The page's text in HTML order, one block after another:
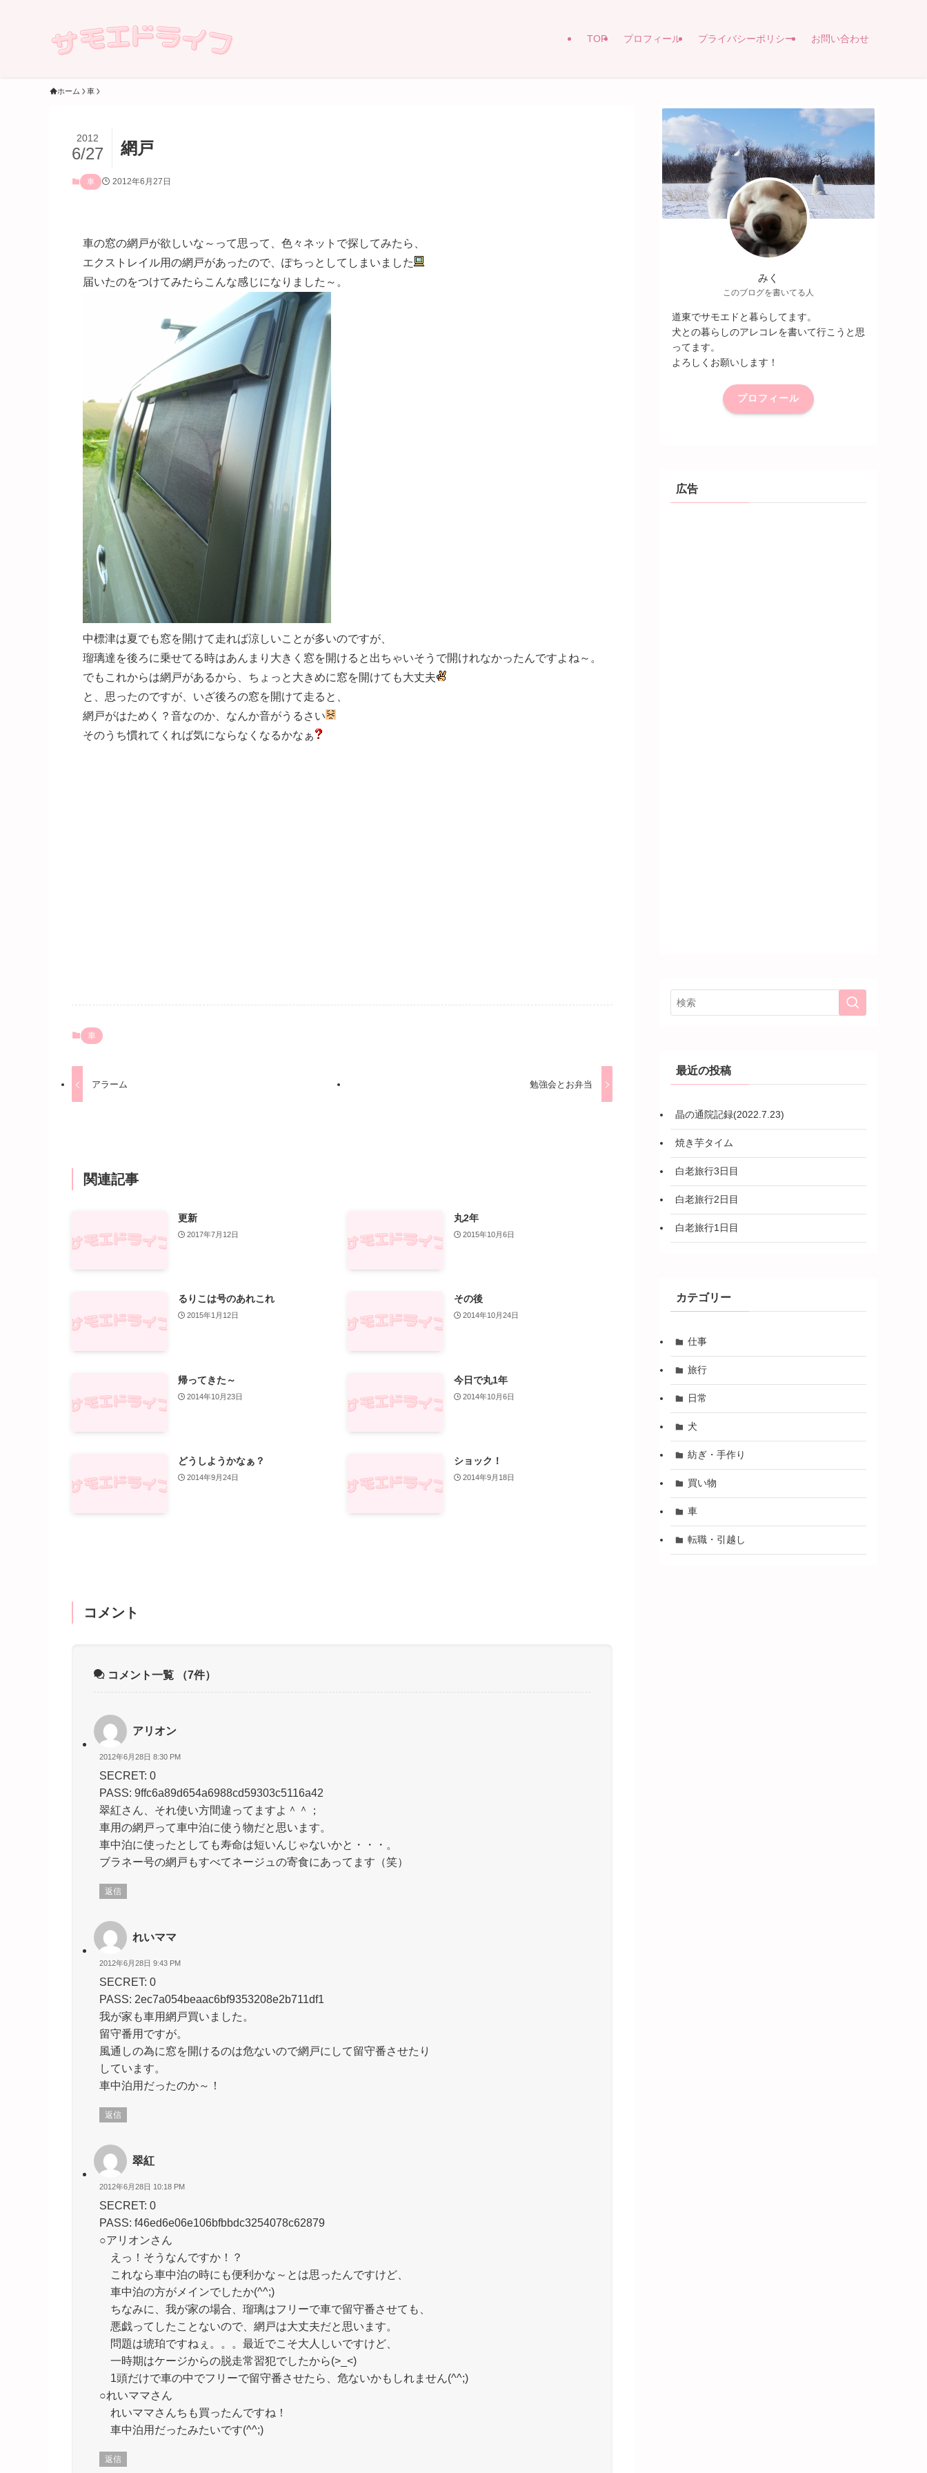
TOP プロフィール プライバシーポリシー お問い合わせ
ホーム 車
網戸
2012
6/27
車 2012年6月27日
車の窓の網戸が欲しいな～って思って、色々ネットで探してみたら、
エクストレイル用の網戸があったので、ぽちっとしてしまいました
届いたのをつけてみたらこんな感じになりました～。
中標津は夏でも窓を開けて走れば涼しいことが多いのですが、
瑠璃達を後ろに乗せてる時はあんまり大きく窓を開けると出ちゃいそうで開けれなかったんですよね～。
でもこれからは網戸があるから、ちょっと大きめに窓を開けても大丈夫
と、思ったのですが、いざ後ろの窓を開けて走ると、
網戸がはためく？音なのか、なんか音がうるさい
そのうち慣れてくれば気にならなくなるかなぁ
車
アラーム 勉強会とお弁当
関連記事
更新
2017年7月12日
丸2年
2015年10月6日
るりこは号のあれこれ
2015年1月12日
その後
2014年10月24日
帰ってきた～
2014年10月23日
今日で丸1年
2014年10月6日
どうしようかなぁ？
2014年9月24日
ショック！
2014年9月18日
コメント
コメント一覧 （7件）
アリオン
2012年6月28日 8:30 PM
SECRET: 0
PASS: 9ffc6a89d654a6988cd59303c5116a42
翠紅さん、それ使い方間違ってますよ＾＾；
車用の網戸って車中泊に使う物だと思います。
車中泊に使ったとしても寿命は短いんじゃないかと・・・。
ブラネー号の網戸もすべてネージュの寄食にあってます（笑）
返信
れいママ
2012年6月28日 9:43 PM
SECRET: 0
PASS: 2ec7a054beaac6bf9353208e2b711df1
我が家も車用網戸買いました。
留守番用ですが。
風通しの為に窓を開けるのは危ないので網戸にして留守番させたり
しています。
車中泊用だったのか～！
返信
翠紅
2012年6月28日 10:18 PM
SECRET: 0
PASS: f46ed6e06e106bfbbdc3254078c62879
○アリオンさん
えっ！そうなんですか！？
これなら車中泊の時にも便利かな～とは思ったんですけど、
車中泊の方がメインでしたか(^^;)
ちなみに、我が家の場合、瑠璃はフリーで車で留守番させても、
悪戯ってしたことないので、網戸は大丈夫だと思います。
問題は琥珀ですねぇ。。。最近でこそ大人しいですけど、
一時期はケージからの脱走常習犯でしたから(>_<)
1頭だけで車の中でフリーで留守番させたら、危ないかもしれません(^^;)
○れいママさん
れいママさんちも買ったんですね！
車中泊用だったみたいです(^^;)
返信
みく
このブログを書いてる人
道東でサモエドと暮らしてます。
犬との暮らしのアレコレを書いて行こうと思
ってます。
よろしくお願いします！
プロフィール
広告
最近の投稿
晶の通院記録(2022.7.23)
焼き芋タイム
白老旅行3日目
白老旅行2日目
白老旅行1日目
カテゴリー
仕事
旅行
日常
犬
紡ぎ・手作り
買い物
車
転職・引越し